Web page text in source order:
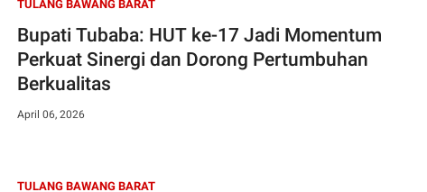
TULANG BAWANG BARAT
Bupati Tubaba: HUT ke-17 Jadi Momentum
Perkuat Sinergi dan Dorong Pertumbuhan
Berkualitas
April 06, 2026
TULANG BAWANG BARAT